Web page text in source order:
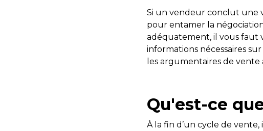
Si un vendeur conclut une
pour entamer la
adéquatement, il vous faut
informations nécessaires
les argumentaires de vente
Qu'est-ce
À la fin d’un cycle de